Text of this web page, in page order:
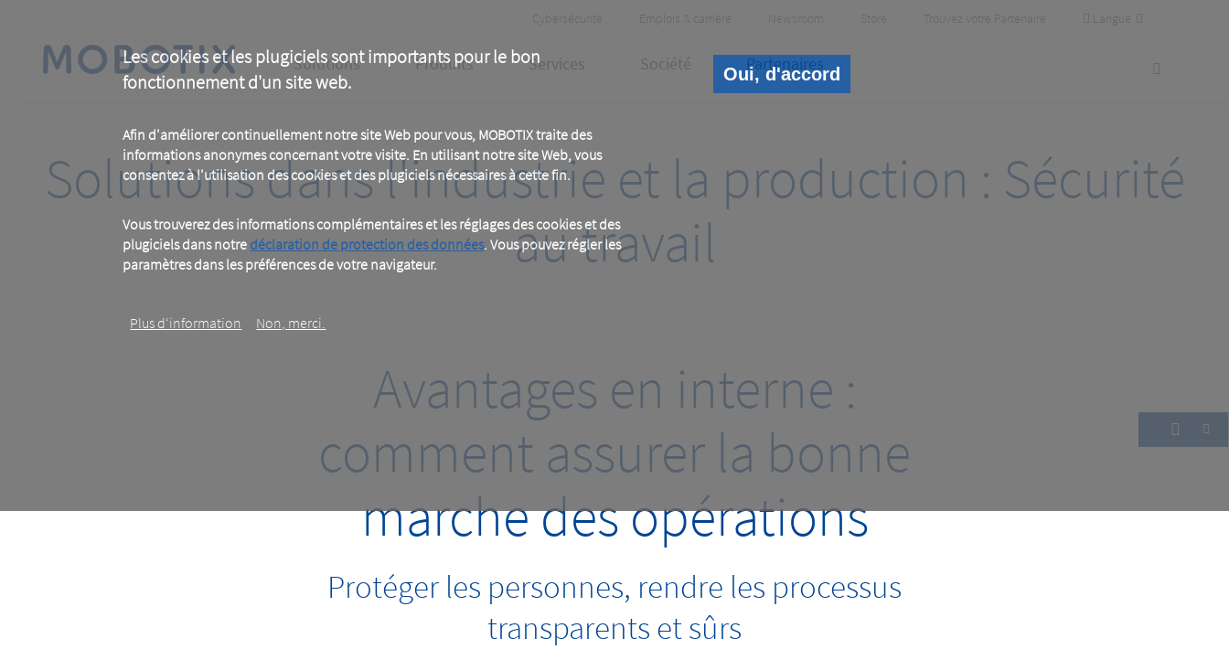
Les cookies et les plugiciels sont importants pour le bon
fonctionnement d'un site web.
Afin d'améliorer continuellement notre site Web pour vous, MOBOTIX traite des
informations anonymes concernant votre visite. En utilisant notre site Web, vous
consentez à l'utilisation des cookies et des plugiciels nécessaires à cette fin.
Vous trouverez des informations complémentaires et les réglages des cookies et des
plugiciels dans notre déclaration de protection des données. Vous pouvez régler les
paramètres dans les préférences de votre navigateur.
Plus d‘information Non, merci.
Oui, d'accord
content
Header
Meta
Cybersécurité Emplois & carrière Newsroom Store Trouvez votre Partenaire Langue
Main
navigation
Solutions Produits Services Société Partenaires
Solutions dans l'industrie et la production : Sécurité
au travail
Avantages en interne :
comment assurer la bonne
marche des opérations
Protéger les personnes, rendre les processus
transparents et sûrs